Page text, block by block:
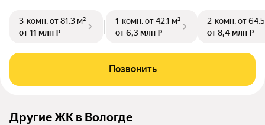
3-комн.от 81,3 м²
от 11 млн ₽
1-комн.от 42,1 м²
от 6,3 млн ₽
2-комн.от
от 8,4 млн ₽
Позвонить
Другие ЖК в Вологде